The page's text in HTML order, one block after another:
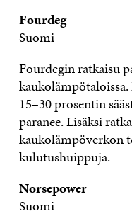
Fourdeg
Suomi
Fourdegin ratkaisu
kaukolämpötaloissa.
15–30 prosentin
paranee. Lisäksi
kaukolämpöverkon
kulutushuippuja.
Norsepower
Suomi